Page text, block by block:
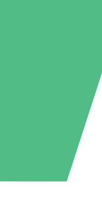
Individuele
per gebruik met
5
US$